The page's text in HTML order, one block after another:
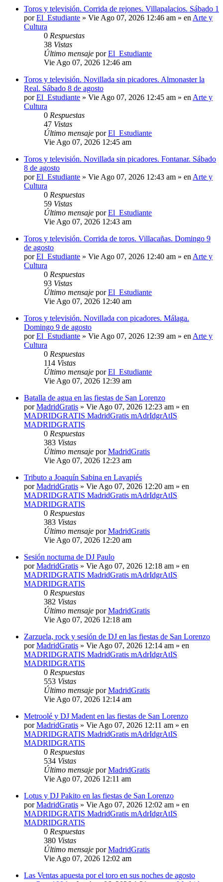
Toros y televisión. Corrida de rejones. Villapalacios. Sábado 1
porEl_Estudiante » Vie Ago 07, 2026 12:46 am » enArte y
Cultura
0 Respuestas
38 Vistas
Último mensaje porEl_Estudiante
Vie Ago 07, 2026 12:46 am
Toros y televisión. Novillada sin picadores. Almonaster la
Real. Sábado 8 de agosto
porEl_Estudiante » Vie Ago 07, 2026 12:45 am » enArte y
Cultura
0 Respuestas
47 Vistas
Último mensaje porEl_Estudiante
Vie Ago 07, 2026 12:45 am
Toros y televisión. Novillada sin picadores. Fontanar. Sábado
8 de agosto
porEl_Estudiante » Vie Ago 07, 2026 12:43 am » enArte y
Cultura
0 Respuestas
59 Vistas
Último mensaje porEl_Estudiante
Vie Ago 07, 2026 12:43 am
Toros y televisión. Corrida de toros. Villacañas. Domingo 9
de agosto
porEl_Estudiante » Vie Ago 07, 2026 12:40 am » enArte y
Cultura
0 Respuestas
93 Vistas
Último mensaje porEl_Estudiante
Vie Ago 07, 2026 12:40 am
Toros y televisión. Novillada con picadores. Málaga.
Domingo 9 de agosto
porEl_Estudiante » Vie Ago 07, 2026 12:39 am » enArte y
Cultura
0 Respuestas
114 Vistas
Último mensaje porEl_Estudiante
Vie Ago 07, 2026 12:39 am
Batalla de agua en las fiestas de San Lorenzo
porMadridGratis » Vie Ago 07, 2026 12:23 am » en
MADRIDGRATIS MadridGratis mAdrIdgrAtIS
MADRIDGRATIS
0 Respuestas
383 Vistas
Último mensaje porMadridGratis
Vie Ago 07, 2026 12:23 am
Tributo a Joaquín Sabina en Lavapiés
porMadridGratis » Vie Ago 07, 2026 12:20 am » en
MADRIDGRATIS MadridGratis mAdrIdgrAtIS
MADRIDGRATIS
0 Respuestas
383 Vistas
Último mensaje porMadridGratis
Vie Ago 07, 2026 12:20 am
Sesión nocturna de DJ Paulo
porMadridGratis » Vie Ago 07, 2026 12:18 am » en
MADRIDGRATIS MadridGratis mAdrIdgrAtIS
MADRIDGRATIS
0 Respuestas
382 Vistas
Último mensaje porMadridGratis
Vie Ago 07, 2026 12:18 am
Zarzuela, rock y sesión de DJ en las fiestas de San Lorenzo
porMadridGratis » Vie Ago 07, 2026 12:14 am » en
MADRIDGRATIS MadridGratis mAdrIdgrAtIS
MADRIDGRATIS
0 Respuestas
553 Vistas
Último mensaje porMadridGratis
Vie Ago 07, 2026 12:14 am
Metroolé y DJ Madent en las fiestas de San Lorenzo
porMadridGratis » Vie Ago 07, 2026 12:11 am » en
MADRIDGRATIS MadridGratis mAdrIdgrAtIS
MADRIDGRATIS
0 Respuestas
534 Vistas
Último mensaje porMadridGratis
Vie Ago 07, 2026 12:11 am
Lotus y DJ Pakito en las fiestas de San Lorenzo
porMadridGratis » Vie Ago 07, 2026 12:02 am » en
MADRIDGRATIS MadridGratis mAdrIdgrAtIS
MADRIDGRATIS
0 Respuestas
380 Vistas
Último mensaje porMadridGratis
Vie Ago 07, 2026 12:02 am
Las Ventas apuesta por el toro en sus noches de agosto